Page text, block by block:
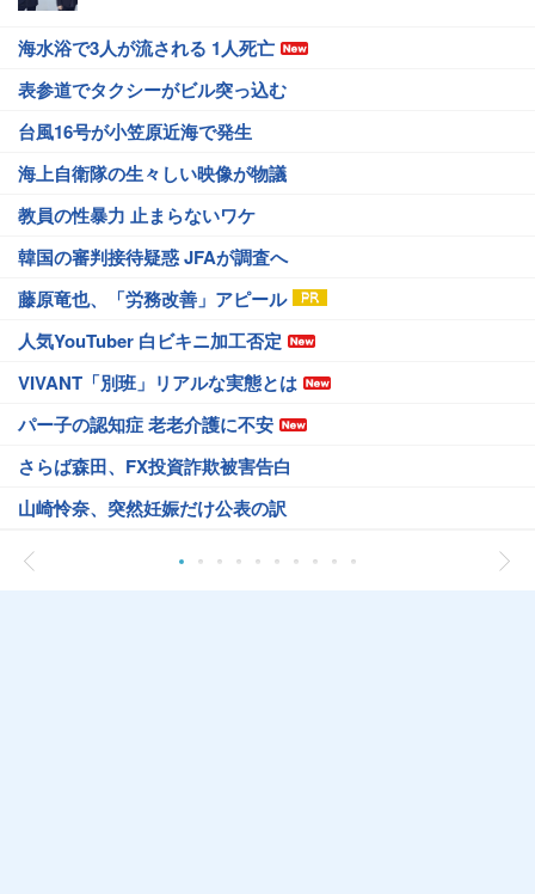
海水浴で3人が流される 1人死亡
表参道でタクシーがビル突っ込む
台風16号が小笠原近海で発生
海上自衛隊の生々しい映像が物議
教員の性暴力 止まらないワケ
韓国の審判接待疑惑 JFAが調査へ
藤原竜也、「労務改善」アピール
人気YouTuber 白ビキニ加工否定
VIVANT「別班」リアルな実態とは
パー子の認知症 老老介護に不安
さらば森田、FX投資詐欺被害告白
山崎怜奈、突然妊娠だけ公表の訳